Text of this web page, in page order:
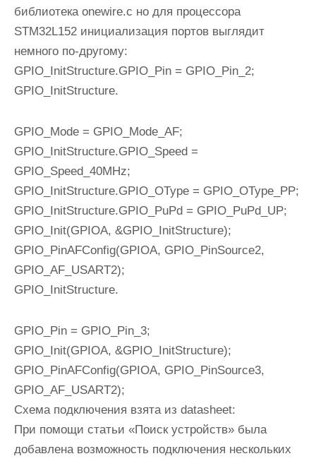
библиотека onewire.c но для процессора
STM32L152 инициализация портов выглядит
немного по-другому:
GPIO_InitStructure.GPIO_Pin = GPIO_Pin_2;
GPIO_InitStructure.
GPIO_Mode = GPIO_Mode_AF;
GPIO_InitStructure.GPIO_Speed =
GPIO_Speed_40MHz;
GPIO_InitStructure.GPIO_OType = GPIO_OType_PP;
GPIO_InitStructure.GPIO_PuPd = GPIO_PuPd_UP;
GPIO_Init(GPIOA, &GPIO_InitStructure);
GPIO_PinAFConfig(GPIOA, GPIO_PinSource2,
GPIO_AF_USART2);
GPIO_InitStructure.
GPIO_Pin = GPIO_Pin_3;
GPIO_Init(GPIOA, &GPIO_InitStructure);
GPIO_PinAFConfig(GPIOA, GPIO_PinSource3,
GPIO_AF_USART2);
Схема подключения взята из datasheet:
При помощи статьи «Поиск устройств» была
добавлена возможность подключения нескольких